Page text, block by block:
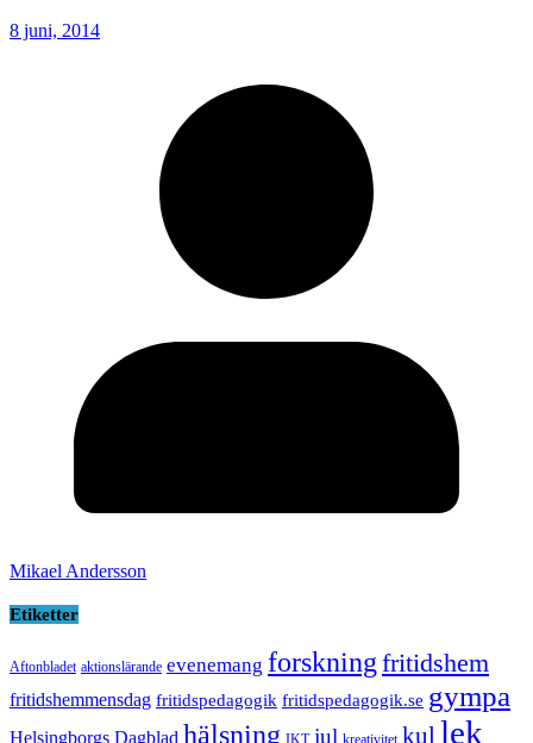
8 juni, 2014
Mikael Andersson
Etiketter
Aftonbladet aktionslärande evenemang forskning fritidshem
fritidshemmensdag fritidspedagogik fritidspedagogik.se gympa
Helsingborgs Dagblad hälsning IKT jul kreativitet kul lek